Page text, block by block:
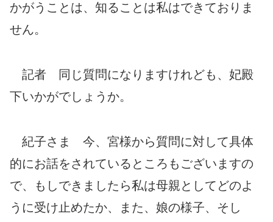
かがうことは、知ることは私はできておりま
せん。
記者 同じ質問になりますけれども、妃殿
下いかがでしょうか。
紀子さま 今、宮様から質問に対して具体
的にお話をされているところもございますの
で、もしできましたら私は母親としてどのよ
うに受け止めたか、また、娘の様子、そし